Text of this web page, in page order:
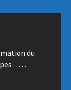
du
. . . . .